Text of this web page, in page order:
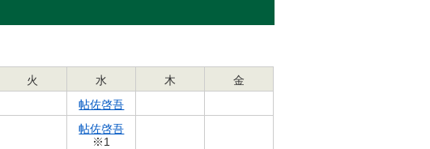
火 水 木 金
帖佐啓吾
帖佐啓吾
※1